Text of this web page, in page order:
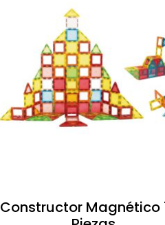
Constructor Magnético